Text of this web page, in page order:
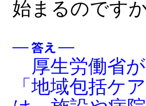
始まるのです
厚生労働省
「地域包括ケ